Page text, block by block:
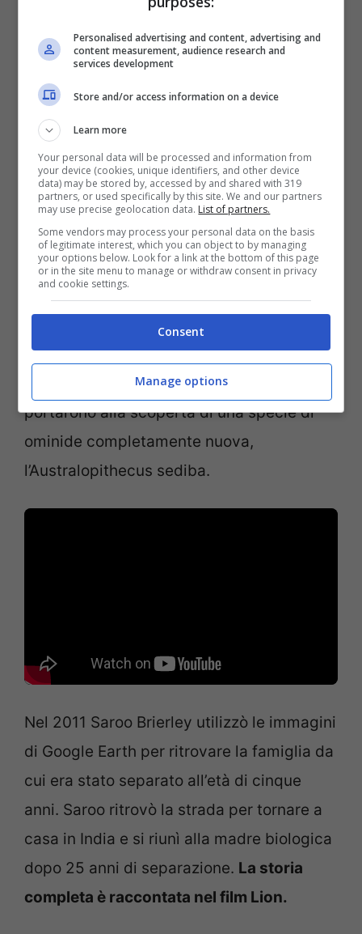
città più resilienti, comunità più forti. E un
pianeta più sano“.
Google Earth fu reso disponibiledue mesi
prima che l’uragano Katrina colpisse gli
Usa
. La società collaborò con le autorità
mettendo a disposizione immagini
aggiornate del territorio. Tre anni dopo, nel
2008, lo scienziato Chris Simpson scoprì
grazie ad Earth un raro tipo di barriera
corallina definita la foresta pluviale del
mare al largo della costa occidentale
dell’Australia. Nel 2010 alcuni ricercatori
identificarono grotte e siti fossili che
portarono alla scoperta di una specie di
ominide completamente nuova,
l’Australopithecus sediba.
Nel 2011 Saroo Brierley utilizzò le immagini
di Google Earth per ritrovare la famiglia da
cui era stato separato all’età di cinque
anni. Saroo ritrovò la strada per tornare a
casa in India e si riunì alla madre biologica
dopo 25 anni di separazione. La storia
completa è raccontata nel film Lion.
Personalised advertising and content, advertising and
content measurement, audience research and
services development
Store and/or access information on a device
Learn more
Your personal data will be processed and information from
your device (cookies, unique identifiers, and other device
data) may be stored by, accessed by and shared with 319
partners, or used specifically by this site. We and our partners
may use precise geolocation data. List of partners.
Some vendors may process your personal data on the basis
of legitimate interest, which you can object to by managing
your options below. Look for a link at the bottom of this page
or in the site menu to manage or withdraw consent in privacy
and cookie settings.
Consent
Manage options